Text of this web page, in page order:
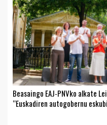
Beasaingo EAJ-PNVko alkate
“Euskadiren autogobernu